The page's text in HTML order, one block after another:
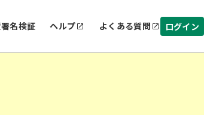
名検証 ヘルプ よくある質問 ログイン